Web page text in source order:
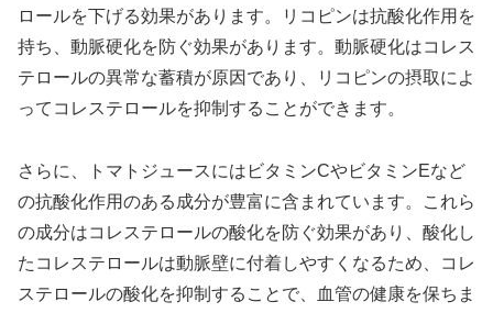
ロールを下げる効果があります。リコピンは抗酸化作用を
持ち、動脈硬化を防ぐ効果があります。動脈硬化はコレス
テロールの異常な蓄積が原因であり、リコピンの摂取によ
ってコレステロールを抑制することができます。
さらに、トマトジュースにはビタミンCやビタミンEなど
の抗酸化作用のある成分が豊富に含まれています。これら
の成分はコレステロールの酸化を防ぐ効果があり、酸化し
たコレステロールは動脈壁に付着しやすくなるため、コレ
ステロールの酸化を抑制することで、血管の健康を保ちま